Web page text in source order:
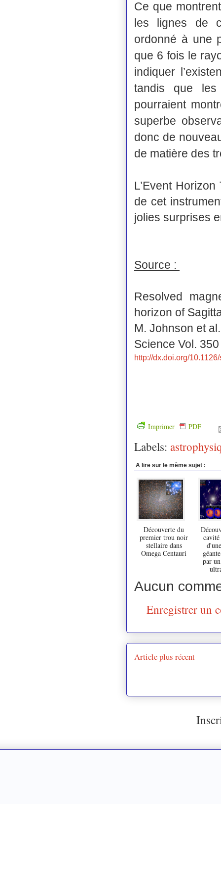
Ce que
les lignes de
ordonné à une
que 6 fois le
indiquer
tandis que
pourraient
superbe
donc de
de matière des
L’Event
de cet
jolies surprises
Source :
Resolved
horizon of
M. Johnson et al.
Science Vol.
http://dx.doi.org/
Imprimer PDF
Labels:
A lire sur le même sujet :
Découverte du
premier trou noir
stellaire dans
Omega Centauri
par
Aucun
Enregistrer un
Article plus récent